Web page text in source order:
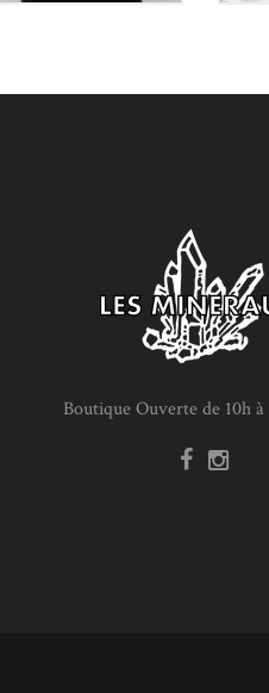
Boutique Ouverte de 10h à